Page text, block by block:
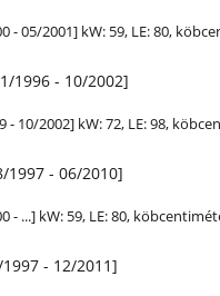
- 05/2001] kW: 59, LE: 80,
1996 - 10/2002]
- 10/2002] kW: 72, LE: 98,
1997 - 06/2010]
- ...] kW: 59, LE: 80,
- 12/2011]